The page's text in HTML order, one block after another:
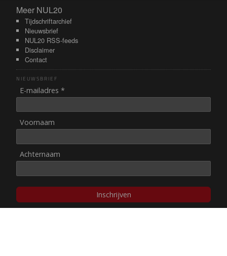
Meer NUL20
Meer NUL20
Tijdschriftarchief
Nieuwsbrief
NUL20 RSS-feeds
Disclaimer
Contact
NIEUWSBRIEF
E-mailadres *
Voornaam
Achternaam
Inschrijven